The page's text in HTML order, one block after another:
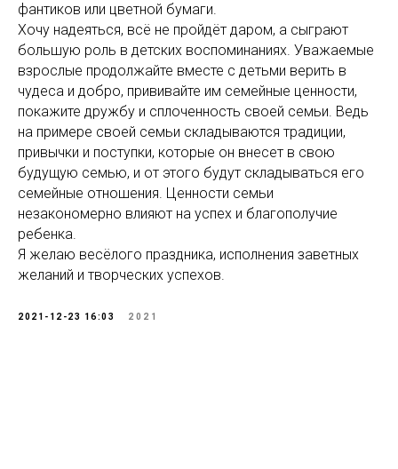
фантиков или цветной бумаги.
Хочу надеяться, всё не пройдёт даром, а сыграют
большую роль в детских воспоминаниях. Уважаемые
взрослые продолжайте вместе с детьми верить в
чудеса и добро, прививайте им семейные ценности,
покажите дружбу и сплоченность своей семьи. Ведь
на примере своей семьи складываются традиции,
привычки и поступки, которые он внесет в свою
будущую семью, и от этого будут складываться его
семейные отношения. Ценности семьи
незакономерно влияют на успех и благополучие
ребенка.
Я желаю весёлого праздника, исполнения заветных
желаний и творческих успехов.
2021-12-23 16:03 2021